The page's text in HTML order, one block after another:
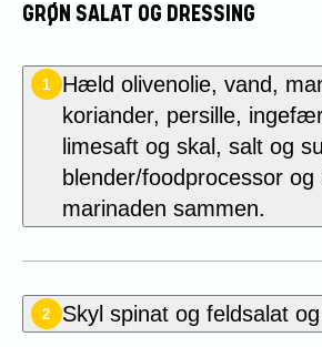
GRØN SALAT OG DRESSING
1
Hæld olivenolie, vand,
koriander, persille,
limesaft og skal, salt og
blender/foodprocessor og
marinaden sammen.
2 Skyl spinat og feldsalat